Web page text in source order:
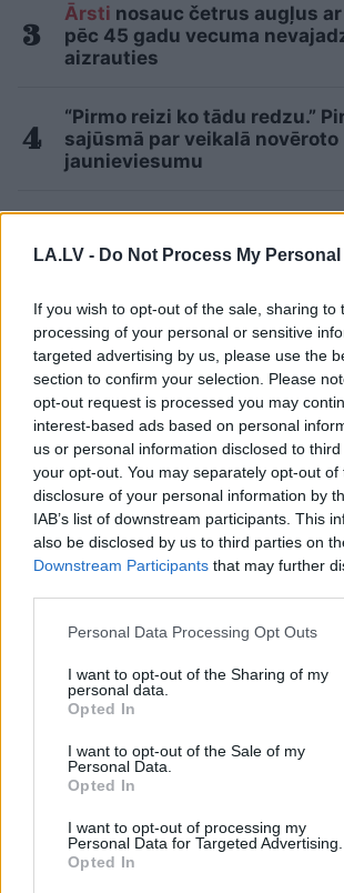
LA.LV - Do Not Process My
If you wish to opt-out of the sale, sharing to
processing of your personal or sensitive
targeted advertising by us, please use the
section to confirm your selection. Please
opt-out request is processed you may
interest-based ads based on personal
us or personal information disclosed to
your opt-out. You may separately opt-out of
disclosure of your personal information by
IAB’s list of downstream participants. This
also be disclosed by us to third parties on
Downstream Participants that may further
Please note that this website/app uses one
not limited to your visit or usage behaviour.
grant or deny consent to Google and its
use your data for below specified purposes
consent section.
Personal Data Processing Opt Outs
I want to opt-out of the Sharing of my
personal data.
Opted In
I want to opt-out of the Sale of my
Personal Data.
Opted In
I want to opt-out of processing my
Personal Data for Targeted Advertising.
Opted In
Ārsti nosauc četrus augļus
pēc 45 gadu vecuma
aizrauties
“Pirmo reizi ko tādu redzu.”
sajūsmā par veikalā novēroto
jaunieviesumu
“Tuvarētu aizvērties!” Beata
atkal nonāk uzmanības
superdārgu pulksteni
Lasīt citas ziņas
“Tuvarētu
Beata Jonīte jau
nonāk uzmanības
šoreiz ar superdārgu
pulksteni